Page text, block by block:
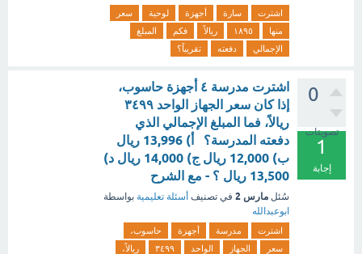
اشترت سارة أجهزة لوحية
سعر
منها
١٨٩٥ ريالاً فكم
المبلغ
الإجمالي
دفعته تقريباً؟
0
تصويتات
1
إجابة
اشترت مدرسة ٤ أجهزة حاسوب،
إذا كان سعر الجهاز الواحد ٣٤٩٩
ريالاً، فما المبلغ الإجمالي الذي
دفعته المدرسة؟ أ) 13,996 ريال
ب) 12,000 ريال ج) 14,000 ريال د)
13,500 ريال ؟ - مع الشرح
سُئل مارس 2 في تصنيف أسئلة تعليمية بواسطة
ابوعبدالله
اشترت مدرسة أجهزة
حاسوب،
سعر
الجهاز الواحد ٣٤٩٩
ريالاً،